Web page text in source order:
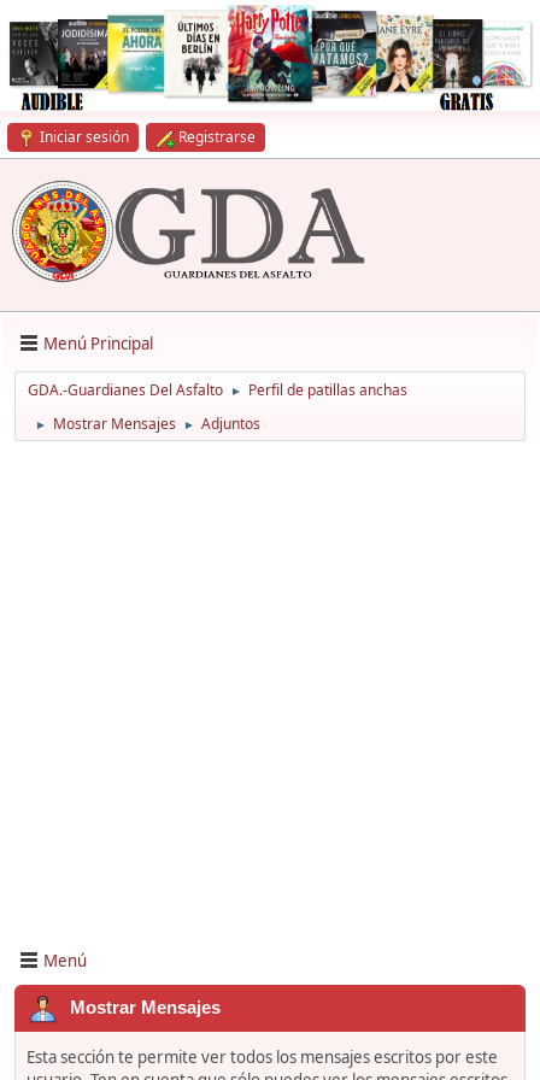
Iniciar sesión Registrarse
Menú Principal
GDA.-Guardianes Del Asfalto ► Perfil de patillas anchas
► Mostrar Mensajes ► Adjuntos
Menú
Mostrar Mensajes
Esta sección te permite ver todos los mensajes escritos por este